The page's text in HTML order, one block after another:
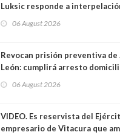
Luksic responde a
día que me muera”
06 August 2026
Revocan prisión preventiva de
León: cumplirá arresto
06 August 2026
VIDEO. Es reservista del
empresario de Vitacura que